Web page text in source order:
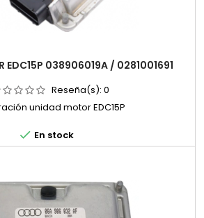
EDC15P 038906019A / 0281001691
Reseña(s): 0
unidad motor EDC15P
 En stock